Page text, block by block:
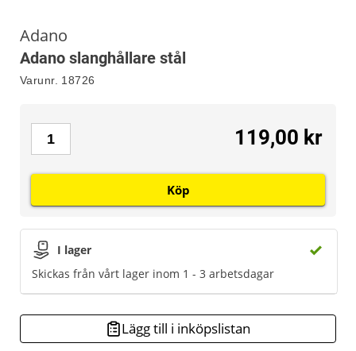
Adano
Adano slanghållare stål
Varunr. 18726
I lager
Skickas från vårt lager inom 1 - 3 arbetsdagar
119,00 kr
Köp
Lägg till i inköpslistan